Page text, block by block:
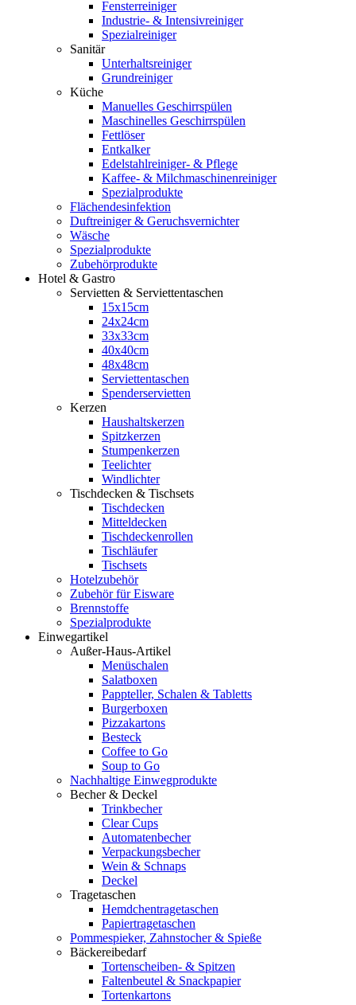
Fensterreiniger
Industrie- & Intensivreiniger
Spezialreiniger
Sanitär
Unterhaltsreiniger
Grundreiniger
Küche
Manuelles Geschirrspülen
Maschinelles Geschirrspülen
Fettlöser
Entkalker
Edelstahlreiniger- & Pflege
Kaffee- & Milchmaschinenreiniger
Spezialprodukte
Flächendesinfektion
Duftreiniger & Geruchsvernichter
Wäsche
Spezialprodukte
Zubehörprodukte
Hotel & Gastro
Servietten & Serviettentaschen
15x15cm
24x24cm
33x33cm
40x40cm
48x48cm
Serviettentaschen
Spenderservietten
Kerzen
Haushaltskerzen
Spitzkerzen
Stumpenkerzen
Teelichter
Windlichter
Tischdecken & Tischsets
Tischdecken
Mitteldecken
Tischdeckenrollen
Tischläufer
Tischsets
Hotelzubehör
Zubehör für Eisware
Brennstoffe
Spezialprodukte
Einwegartikel
Außer-Haus-Artikel
Menüschalen
Salatboxen
Pappteller, Schalen & Tabletts
Burgerboxen
Pizzakartons
Besteck
Coffee to Go
Soup to Go
Nachhaltige Einwegprodukte
Becher & Deckel
Trinkbecher
Clear Cups
Automatenbecher
Verpackungsbecher
Wein & Schnaps
Deckel
Tragetaschen
Hemdchentragetaschen
Papiertragetaschen
Pommespieker, Zahnstocher & Spieße
Bäckereibedarf
Tortenscheiben- & Spitzen
Faltenbeutel & Snackpapier
Tortenkartons